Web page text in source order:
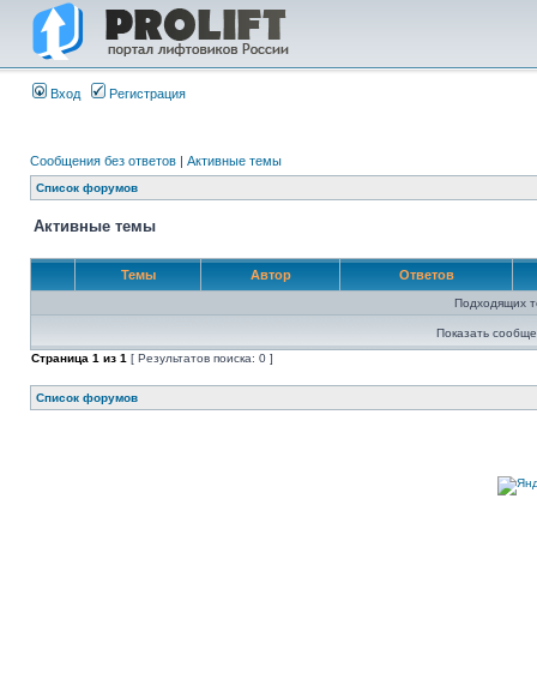
Вход Регистрация
Сообщения без ответов | Активные темы
Список форумов
Активные темы
Темы Автор Ответов
Подходящих
Показать
Страница 1 из 1 [ Результатов поиска: 0 ]
Список форумов